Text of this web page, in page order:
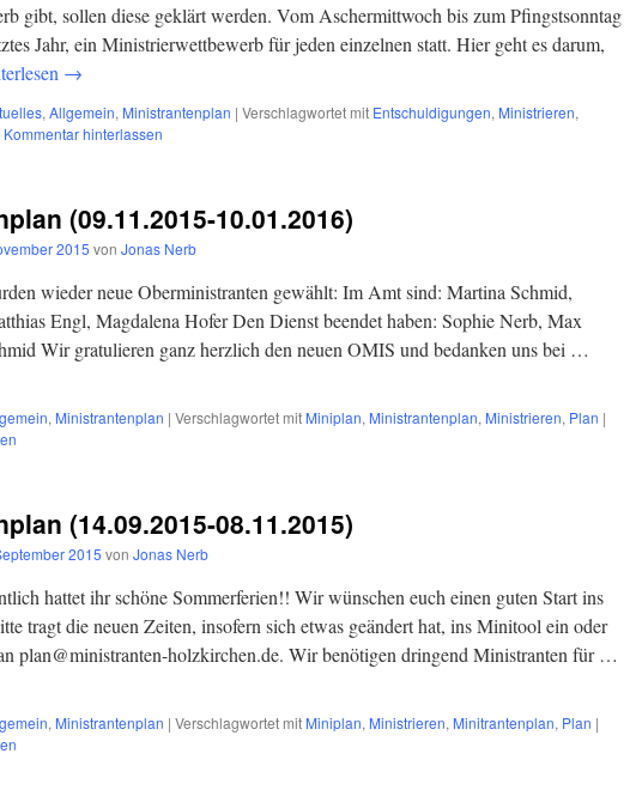
gibt, sollen diese geklärt werden. Vom Aschermittwoch bis zum Pfingstsonntag
Jahr, ein Ministrierwettbewerb für jeden einzelnen statt. Hier geht es darum,
→
, Allgemein, Ministrantenplan | Verschlagwortet mit Entschuldigungen, Ministrieren,
Kommentar hinterlassen
(09.11.2015-10.01.2016)
2015 von Jonas Nerb
wieder neue Oberministranten gewählt: Im Amt sind: Martina Schmid,
Engl, Magdalena Hofer Den Dienst beendet haben: Sophie Nerb, Max
Wir gratulieren ganz herzlich den neuen OMIS und bedanken uns bei …
, Ministrantenplan | Verschlagwortet mit Miniplan, Ministrantenplan, Ministrieren, Plan |
(14.09.2015-08.11.2015)
2015 von Jonas Nerb
hattet ihr schöne Sommerferien!! Wir wünschen euch einen guten Start ins
tragt die neuen Zeiten, insofern sich etwas geändert hat, ins Minitool ein oder
plan@ministranten-holzkirchen.de. Wir benötigen dringend Ministranten für …
, Ministrantenplan | Verschlagwortet mit Miniplan, Ministrieren, Minitrantenplan, Plan |